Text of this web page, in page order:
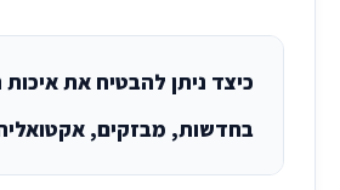
כיצד ניתן להבטיח את
בחדשות, מבזקים, אקטואליה